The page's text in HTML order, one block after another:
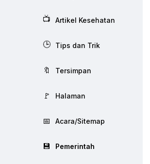
📺 Artikel Kesehatan
🕒 Tips dan Trik
🔖 Tersimpan
🚩 Halaman
📅 Acara/Sitemap
💾 Pemerintah